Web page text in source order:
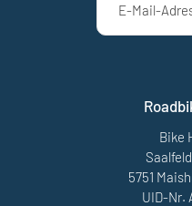
E-Mail-
Bike
5751
UID-Nr.